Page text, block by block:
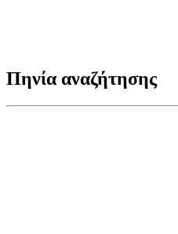
Πηνία αναζήτησης